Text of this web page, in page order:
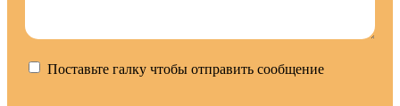
Поставьте галку чтобы отправить сообщение